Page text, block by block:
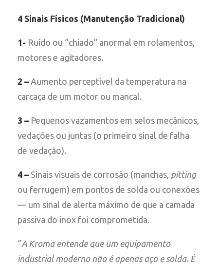
4 Sinais Físicos (Manutenção Tradicional)
1- Ruído ou “chiado” anormal em rolamentos,
motores e agitadores.
2 – Aumento perceptível da temperatura na
carcaça de um motor ou mancal.
3 – Pequenos vazamentos em selos mecânicos,
vedações ou juntas (o primeiro sinal de falha
de vedação).
4 – Sinais visuais de corrosão (manchas, pitting
ou ferrugem) em pontos de solda ou conexões
— um sinal de alerta máximo de que a camada
passiva do inox foi comprometida.
“A Kroma entende que um equipamento
industrial moderno não é apenas aço e solda. É